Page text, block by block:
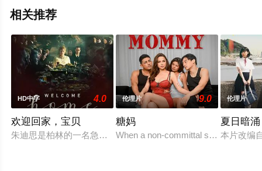
相关推荐
HD中字 4.0
欢迎回家，宝贝
朱迪思是柏林的一名急诊医生。当她从奥地利的一家人那里继
伦理片 9.0
糖妈
When a non-committal sugar
伦理片
夏日暗涌
本片改编